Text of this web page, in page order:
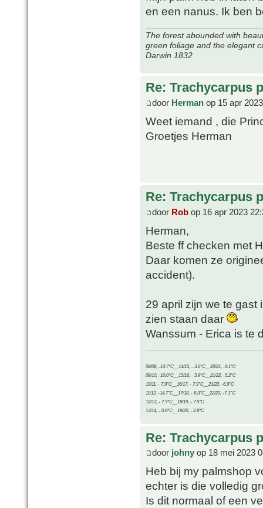
en een nanus. Ik ben
The forest abounded with
green foliage and the elegant
Darwin 1832
Re: Trachycarpus
door Herman op 15 apr
Weet iemand , die
Groetjes Herman
Re: Trachycarpus
door Rob op 16 apr 2023
Herman,
Beste ff checken met
Daar komen ze
accident).
29 april zijn we te gast
zien staan daar
Wanssum - Erica is te
08/09, -14.7°C__14/15, - 3.6°C__20/21, -9.1°C
09/10, -10.0°C__15/16, - 5.9°C__21/22, -5.2°C
10/11, - 7.9°C__16/17, - 7.9°C__21/22, -6.9°C
11/12, -14.7°C__17/18, - 8.3°C__22/23, -7.1°C
12/13, - 7.9°C__18/19, - 7.5°C
13/14, - 0.8°C__19/20, - 2.8°C
Re: Trachycarpus
door johny op 18 mei 2023
Heb bij my palmshop
echter is die volledig
Is dit normaal of een